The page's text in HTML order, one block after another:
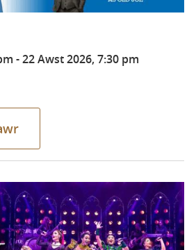
-22 Awst 2026, 7:30 pm